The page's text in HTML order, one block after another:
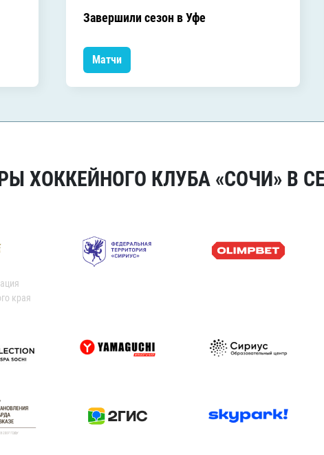
Завершили сезон в Уфе
Матчи
ХОККЕЙНОГО КЛУБА «СОЧИ» В
края